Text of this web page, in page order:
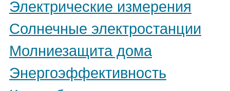
Электрические измерения
Солнечные электростанции
Молниезащита дома
Энергоэффективность